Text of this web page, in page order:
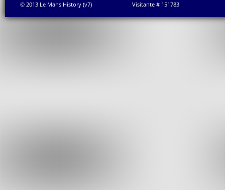
© 2013 Le Mans History (v7) Visitante # 151783